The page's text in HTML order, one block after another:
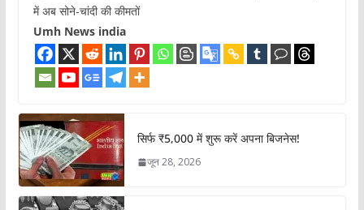
में अब सोने-चांदी की कीमतों
Umh News india
सिर्फ ₹5,000 में शुरू करें अपना बिजनेस!
जून 28, 2026